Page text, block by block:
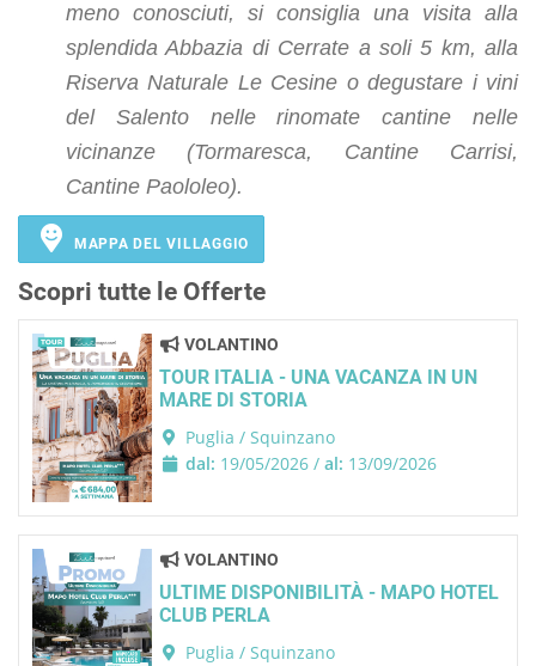
meno conosciuti, si consiglia una visita alla
splendida Abbazia di Cerrate a soli 5 km, alla
Riserva Naturale Le Cesine o degustare i vini
del Salento nelle rinomate cantine nelle
vicinanze (Tormaresca, Cantine Carrisi,
Cantine Paololeo).
MAPPA DEL VILLAGGIO
Scopri tutte le Offerte
VOLANTINO
TOUR ITALIA - UNA VACANZA IN UN
MARE DI STORIA
Puglia / Squinzano
dal: 19/05/2026 / al: 13/09/2026
VOLANTINO
ULTIME DISPONIBILITÀ - MAPO HOTEL
CLUB PERLA
Puglia / Squinzano